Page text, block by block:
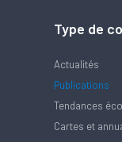
Type de
Actualités
Publications
Tendances
Cartes et